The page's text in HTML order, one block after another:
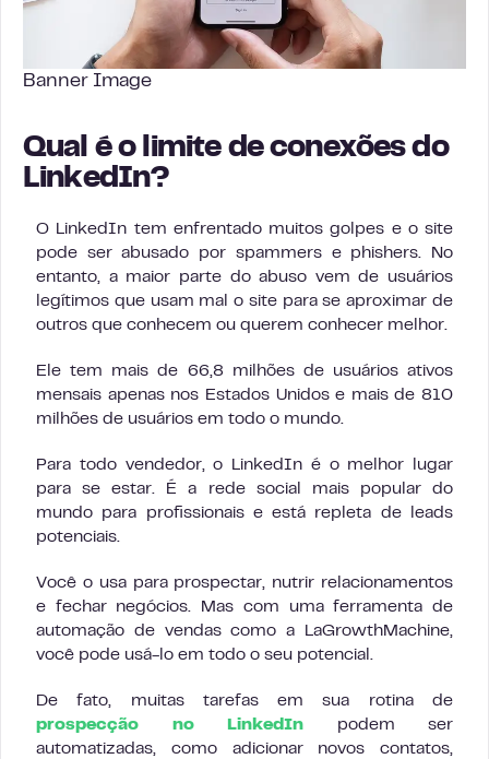
Banner Image
Qual é o limite de conexões do
LinkedIn?
O LinkedIn tem enfrentado muitos golpes e o site
pode ser abusado por spammers e phishers. No
entanto, a maior parte do abuso vem de usuários
legítimos que usam mal o site para se aproximar de
outros que conhecem ou querem conhecer melhor.
Ele tem mais de 66,8 milhões de usuários ativos
mensais apenas nos Estados Unidos e mais de 810
milhões de usuários em todo o mundo.
Para todo vendedor, o LinkedIn é o melhor lugar
para se estar. É a rede social mais popular do
mundo para profissionais e está repleta de leads
potenciais.
Você o usa para prospectar, nutrir relacionamentos
e fechar negócios. Mas com uma ferramenta de
automação de vendas como a LaGrowthMachine,
você pode usá-lo em todo o seu potencial.
De fato, muitas tarefas em sua rotina de
prospecção no LinkedIn podem ser
automatizadas, como adicionar novos contatos,